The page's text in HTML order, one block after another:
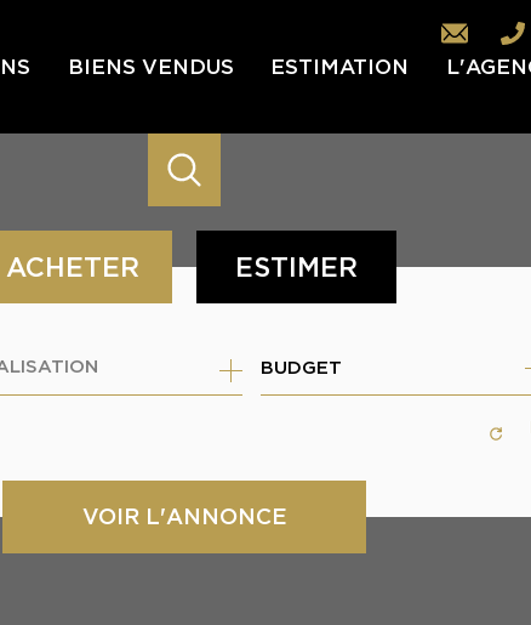
BIENS VENDUS ESTIMATION
LES
NOUS
ACHETER ESTIMER
BUDGET
VOIR L'ANNONCE